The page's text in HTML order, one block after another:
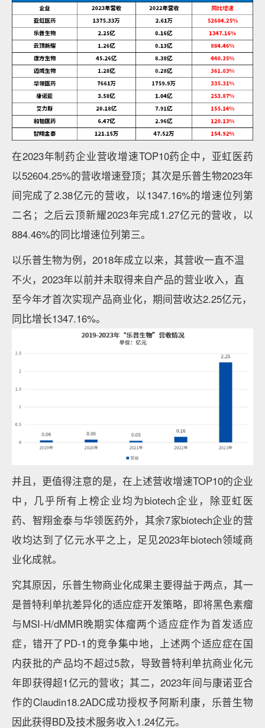
在2023年制药企业营收增速TOP10药企中，亚虹医药
以52604.25%的营收增速登顶；其次是乐普生物2023年
间完成了2.38亿元的营收，以1347.16%的增速位列第
二名；之后云顶新耀2023年完成1.27亿元的营收，以
884.46%的同比增速位列第三。
以乐普生物为例，2018年成立以来，其营收一直不温
不火，2023年以前并未取得来自产品的营业收入，直
至今年才首次实现产品商业化，期间营收达2.25亿元，
同比增长1347.16%。
并且，更值得注意的是，在上述营收增速TOP10的企业
中，几乎所有上榜企业均为biotech企业，除亚虹医
药、智翔金泰与华领医药外，其余7家biotech企业的营
收均达到了亿元水平之上，足见2023年biotech领域商
业化成就。
究其原因，乐普生物商业化成果主要得益于两点，其一
是普特利单抗差异化的适应症开发策略，即将黑色素瘤
与MSI-H/dMMR晚期实体瘤两个适应症作为首发适应
症，错开了PD-1的竞争集中地，上述两个适应症在国
内获批的产品均不超过5款，导致普特利单抗商业化元
年即获得超1亿元的营收；其二，2023年间与康诺亚合
作的Claudin18.2ADC成功授权予阿斯利康，乐普生物
因此获得BD及技术服务收入1.24亿元。